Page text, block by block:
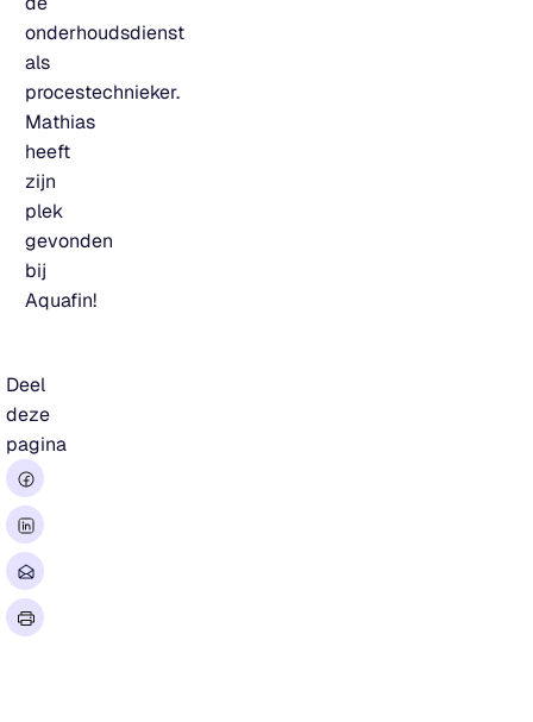
onderhoudsdienst
als
procestechnieker.
Mathias
heeft
zijn
plek
gevonden
bij
Aquafin!
Deel
deze
pagina